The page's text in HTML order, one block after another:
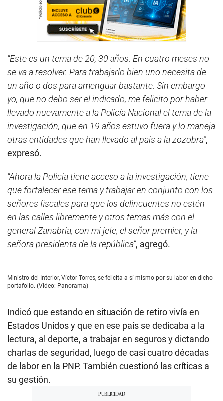
“Este es un tema de 20, 30 años. En cuatro meses no
se va a resolver. Para trabajarlo bien uno necesita de
un año o dos para amenguar bastante. Sin embargo
yo, que no debo ser el indicado, me felicito por haber
llevado nuevamente a la Policía Nacional el tema de la
investigación, que en 19 años estuvo fuera y lo maneja
otras entidades que han llevado al país a la zozobra”,
expresó.
“Ahora la Policía tiene acceso a la investigación, tiene
que fortalecer ese tema y trabajar en conjunto con los
señores fiscales para que los delincuentes no estén
en las calles libremente y otros temas más con el
general Zanabria, con mi jefe, el señor premier, y la
señora presidenta de la república”, agregó.
Ministro del Interior, Víctor Torres, se felicita a sí mismo por su labor en dicho
portafolio. (Video: Panorama)
Indicó que estando en situación de retiro vivía en
Estados Unidos y que en ese país se dedicaba a la
lectura, al deporte, a trabajar en seguros y dictando
charlas de seguridad, luego de casi cuatro décadas
de labor en la PNP. También cuestionó las críticas a
su gestión.